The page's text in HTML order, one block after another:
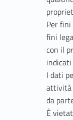
Per
fini
con il
I dati
attività
da
È